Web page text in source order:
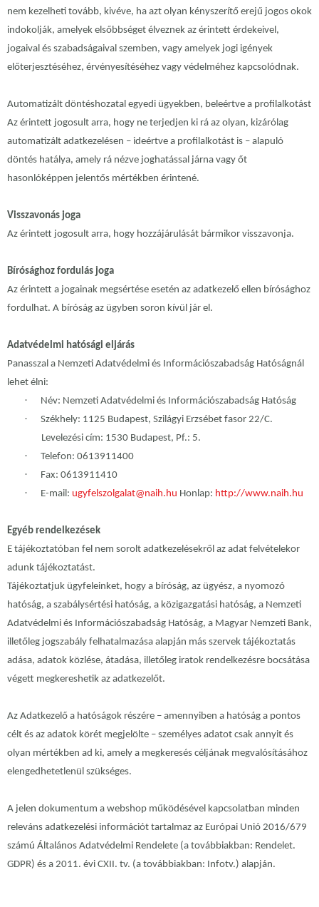
nem kezelheti tovább, kivéve, ha azt olyan kényszerítő erejű jogos okok
indokolják, amelyek elsőbbséget élveznek az érintett érdekeivel,
jogaival és szabadságaival szemben, vagy amelyek jogi igények
előterjesztéséhez, érvényesítéséhez vagy védelméhez kapcsolódnak.
Automatizált döntéshozatal egyedi ügyekben, beleértve a profilalkotást
Az érintett jogosult arra, hogy ne terjedjen ki rá az olyan, kizárólag
automatizált adatkezelésen – ideértve a profilalkotást is – alapuló
döntés hatálya, amely rá nézve joghatással járna vagy őt
hasonlóképpen jelentős mértékben érintené.
Visszavonás joga
Az érintett jogosult arra, hogy hozzájárulását bármikor visszavonja.
Bírósághoz fordulás joga
Az érintett a jogainak megsértése esetén az adatkezelő ellen bírósághoz
fordulhat. A bíróság az ügyben soron kívül jár el.
Adatvédelmi hatósági eljárás
Panasszal a Nemzeti Adatvédelmi és Információszabadság Hatóságnál
lehet élni:
· Név: Nemzeti Adatvédelmi és Információszabadság Hatóság
·
Székhely: 1125 Budapest, Szilágyi Erzsébet fasor 22/C.
Levelezési cím: 1530 Budapest, Pf.: 5.
· Telefon: 0613911400
· Fax: 0613911410
· E-mail: ugyfelszolgalat@naih.hu Honlap: http://www.naih.hu
Egyéb rendelkezések
E tájékoztatóban fel nem sorolt adatkezelésekről az adat felvételekor
adunk tájékoztatást.
Tájékoztatjuk ügyfeleinket, hogy a bíróság, az ügyész, a nyomozó
hatóság, a szabálysértési hatóság, a közigazgatási hatóság, a Nemzeti
Adatvédelmi és Információszabadság Hatóság, a Magyar Nemzeti Bank,
illetőleg jogszabály felhatalmazása alapján más szervek tájékoztatás
adása, adatok közlése, átadása, illetőleg iratok rendelkezésre bocsátása
végett megkereshetik az adatkezelőt.
Az Adatkezelő a hatóságok részére – amennyiben a hatóság a pontos
célt és az adatok körét megjelölte – személyes adatot csak annyit és
olyan mértékben ad ki, amely a megkeresés céljának megvalósításához
elengedhetetlenül szükséges.
A jelen dokumentum a webshop működésével kapcsolatban minden
releváns adatkezelési információt tartalmaz az Európai Unió 2016/679
számú Általános Adatvédelmi Rendelete (a továbbiakban: Rendelet.
GDPR) és a 2011. évi CXII. tv. (a továbbiakban: Infotv.) alapján.